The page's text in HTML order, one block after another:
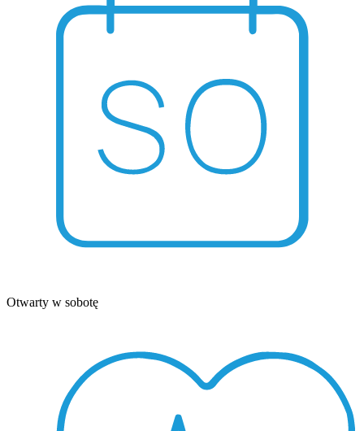
Otwarty w sobotę